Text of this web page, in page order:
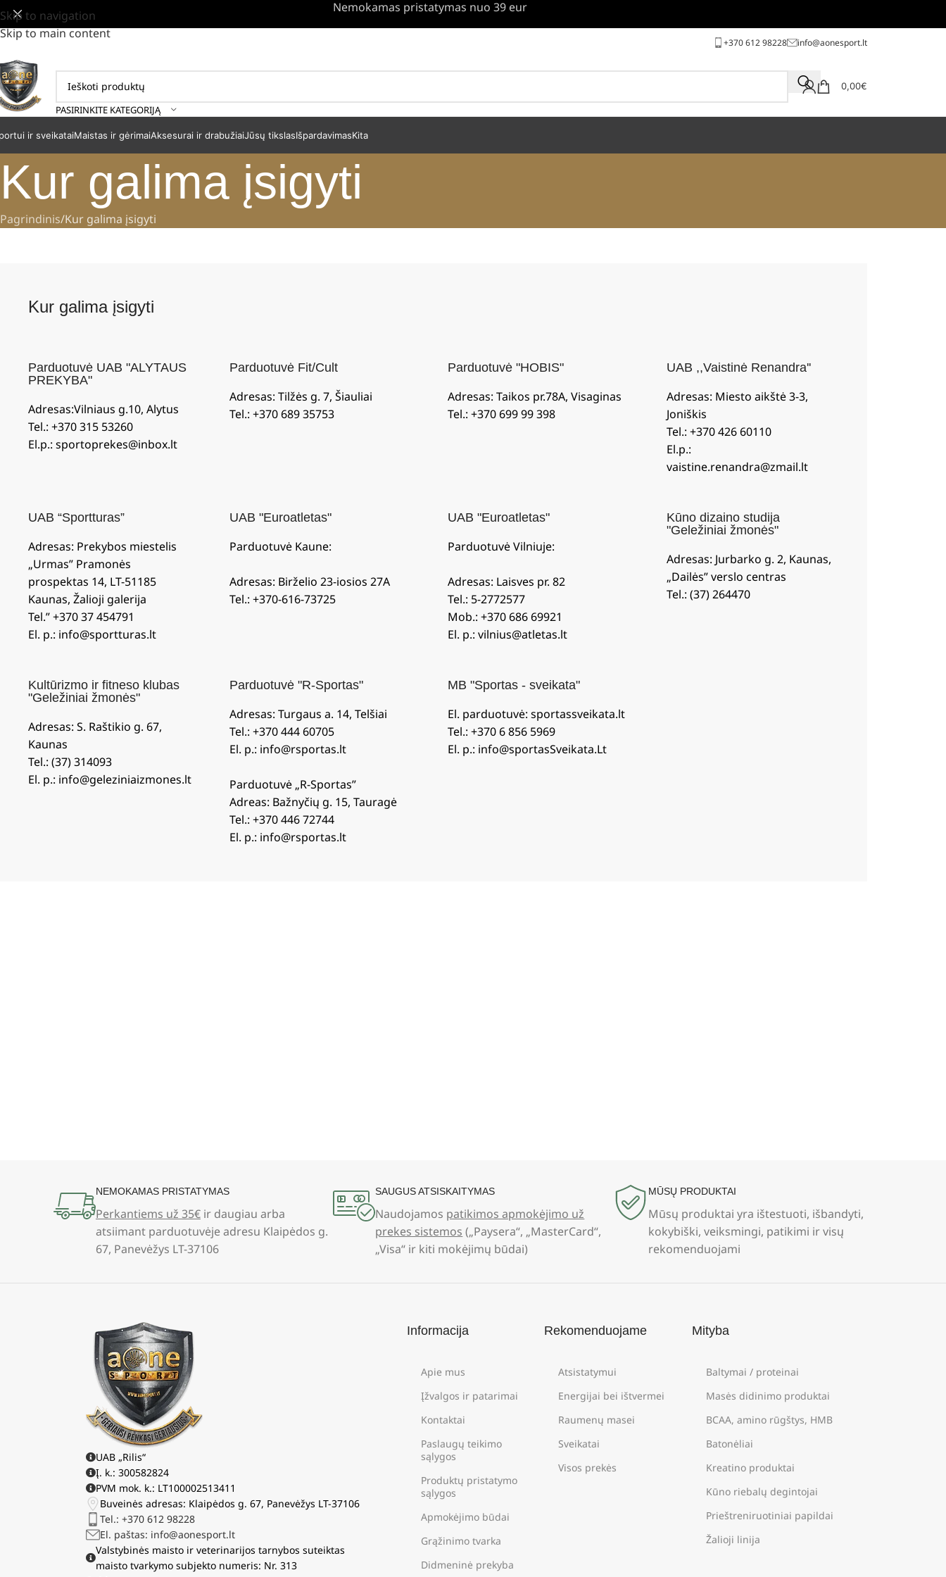
Skip to navigation
Skip to main content
Nemokamas pristatymas nuo 39 eur
+370 612 98228 info@aonesport.lt
PASIRINKITE KATEGORIJĄ
0,00€
ir sveikataiMaistas ir gėrimaiAksesurai ir drabužiaiJūsų tikslasIšpardavimasKita
Kur galima įsigyti
Pagrindinis Kur galima įsigyti
Kur galima įsigyti
Parduotuvė UAB "ALYTAUS
PREKYBA"
Adresas:Vilniaus g.10, Alytus
Tel.: +370 315 53260
El.p.: sportoprekes@inbox.lt
Parduotuvė Fit/Cult
Adresas: Tilžės g. 7, Šiauliai
Tel.: +370 689 35753
Parduotuvė "HOBIS"
Adresas: Taikos pr.78A, Visaginas
Tel.: +370 699 99 398
UAB ,,Vaistinė Renandra''
Adresas: Miesto aikštė 3-3,
Joniškis
Tel.: +370 426 60110
El.p.:
vaistine.renandra@zmail.lt
UAB “Sportturas”
Adresas: Prekybos miestelis
„Urmas” Pramonės
prospektas 14, LT-51185
Kaunas, Žalioji galerija
Tel.” +370 37 454791
El. p.: info@sportturas.lt
UAB "Euroatletas"
Parduotuvė Kaune:
Adresas: Birželio 23-iosios 27A
Tel.: +370-616-73725
UAB "Euroatletas"
Parduotuvė Vilniuje:
Adresas: Laisves pr. 82
Tel.: 5-2772577
Mob.: +370 686 69921
El. p.: vilnius@atletas.lt
Kūno dizaino studija
"Geležiniai žmonės"
Adresas: Jurbarko g. 2, Kaunas,
„Dailės” verslo centras
Tel.: (37) 264470
Kultūrizmo ir fitneso klubas
"Geležiniai žmonės"
Adresas: S. Raštikio g. 67,
Kaunas
Tel.: (37) 314093
El. p.: info@geleziniaizmones.lt
Parduotuvė "R-Sportas"
Adresas: Turgaus a. 14, Telšiai
Tel.: +370 444 60705
El. p.: info@rsportas.lt
Parduotuvė „R-Sportas”
Adreas: Bažnyčių g. 15, Tauragė
Tel.: +370 446 72744
El. p.: info@rsportas.lt
MB "Sportas - sveikata"
El. parduotuvė: sportassveikata.lt
Tel.: +370 6 856 5969
El. p.: info@sportasSveikata.Lt
NEMOKAMAS PRISTATYMAS
Perkantiems už 35€ir daugiau arba
atsiimant parduotuvėje adresu Klaipėdos g.
67, Panevėžys LT-37106
SAUGUS ATSISKAITYMAS
Naudojamos patikimos apmokėjimo už
prekes sistemos („Paysera“, „MasterCard“,
„Visa“ ir kiti mokėjimų būdai)
MŪSŲ PRODUKTAI
Mūsų produktai yra ištestuoti, išbandyti,
kokybiški, veiksmingi, patikimi ir visų
rekomenduojami
UAB „Rilis“
Į. k.: 300582824
PVM mok. k.: LT100002513411
Buveinės adresas: Klaipėdos g. 67, Panevėžys LT-37106
Tel.: +370 612 98228
El. paštas: info@aonesport.lt
Valstybinės maisto ir veterinarijos tarnybos suteiktas
maisto tvarkymo subjekto numeris: Nr. 313
Informacija
Apie mus
Įžvalgos ir patarimai
Kontaktai
Paslaugų teikimo
sąlygos
Produktų pristatymo
sąlygos
Apmokėjimo būdai
Grąžinimo tvarka
Didmeninė prekyba
Rekomenduojame
Atsistatymui
Energijai bei ištvermei
Raumenų masei
Sveikatai
Visos prekės
Mityba
Baltymai / proteinai
Masės didinimo produktai
BCAA, amino rūgštys, HMB
Batonėliai
Kreatino produktai
Kūno riebalų degintojai
Prieštreniruotiniai papildai
Žalioji linija